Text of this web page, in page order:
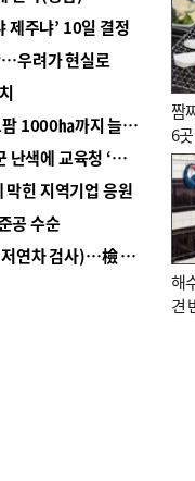
주냐’ 10일 결정
…우려가 현실로
■ 경남 농정 비전 ‘잘 사는 농촌’…스마트팜 1000㏊까지 늘린다
■ 교육혁신선도지 공모 코앞인데…구·군 난색에 교육청 ‘쩔쩔’
힌 지역기업 응원
공 수순
■ 검사 신분 버리고 직급하향(10년 이하 저연차 검사)…檢 중수청행 기피
짬
6
해
견